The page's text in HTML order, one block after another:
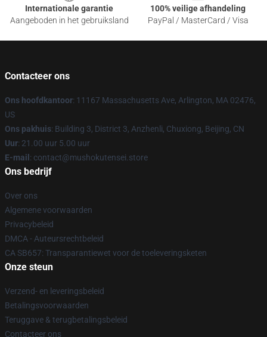
Internationale garantie
Aangeboden in het gebruiksland
100% veilige afhandeling
PayPal / MasterCard / Visa
Contacteer ons
Ons hoofdkantoor: 11167 Massachusetts Ave, Arlington, MA 02476,
US
Ons pakhuis: Building 3, District 3, Anzhenli, Chuxiong, Beijing, CN
Uur: 21.00 uur 5.00 uur
E-mail : contact@mushokutensei.store
Ons bedrijf
Over ons
Algemene voorwaarden
Privacybeleid
DMCA - Auteursrechtbeleid
CA SB657: Transparantiewet voor de toeleveringsketen
Onze steun
Verzend- en leveringsbeleid
Betalingsvoorwaarden
Teruggave & terugbetalingsbeleid
Contacteer ons